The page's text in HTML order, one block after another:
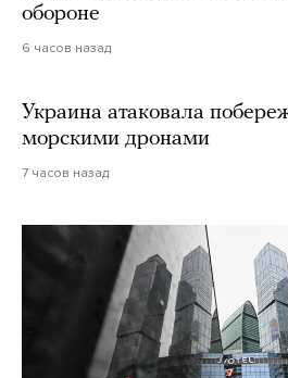
обороне
6 часов назад
Украина атаковала
морскими дронами
7 часов назад